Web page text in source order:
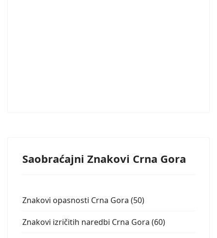
Saobraćajni Znakovi Crna Gora
Znakovi opasnosti Crna Gora (50)
Znakovi izričitih naredbi Crna Gora (60)